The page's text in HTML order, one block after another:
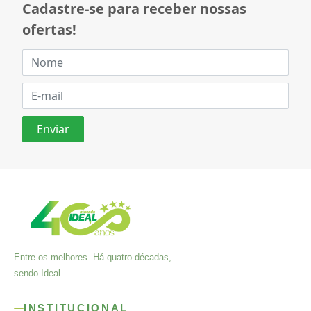
Cadastre-se para receber nossas
ofertas!
Entre os melhores. Há quatro décadas,
sendo Ideal.
INSTITUCIONAL